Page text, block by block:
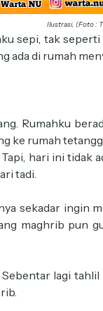
Ilustrasi, (Foto :
sepi, tak
ada di rumah
Rumahku
ke rumah
hari ini tidak
tadi.
sekadar ingin
maghrib pun
lagi